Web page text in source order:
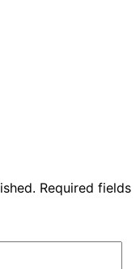
Required fields